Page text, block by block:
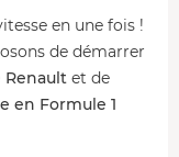
en une fois !
de démarrer
et de
en Formule 1